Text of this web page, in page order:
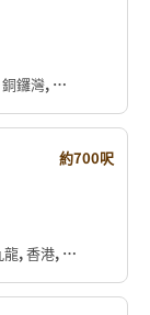
, 香港, 中国
約700呎
港, 中国